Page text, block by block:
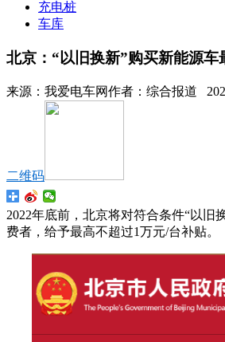
充电桩
车库
北京：“以旧换新”购买新能源车
来源： 我爱电车网作者： 综合报道
二维码
2022年底前，北京将对符合条件“以旧
费者，给予最高不超过1万元/台补贴。